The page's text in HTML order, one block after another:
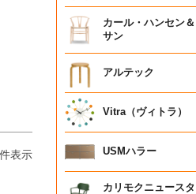
件表示
カール・ハンセン＆
サン
アルテック
Vitra（ヴィトラ）
USMハラー
カリモクニュースタ